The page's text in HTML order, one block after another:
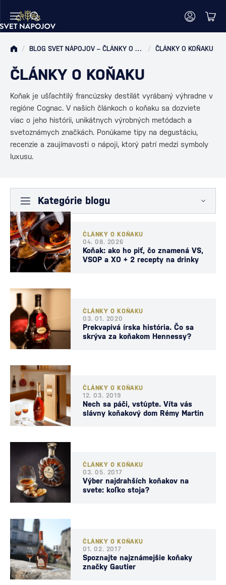
/ BLOG SVET NÁPOJOV – ČLÁNKY O RUME, WHISKY, VÍNE A MIEŠANÝCH DRINKOCH / ČLÁNKY O KOŇAKU
ČLÁNKY O KOŇAKU
Koňak je ušľachtilý francúzsky destilát vyrábaný výhradne v
regióne Cognac. V našich článkoch o koňaku sa dozviete
viac o jeho histórii, unikátnych výrobných metódach a
svetoznámych značkách. Ponúkame tipy na degustáciu,
recenzie a zaujímavosti o nápoji, ktorý patrí medzi symboly
luxusu.
Kategórie blogu
ČLÁNKY O KOŇAKU
04. 08. 2026
Koňak: ako ho piť, čo znamená VS,
VSOP a XO + 2 recepty na drinky
ČLÁNKY O KOŇAKU
03. 01. 2020
Prekvapivá írska história. Čo sa
skrýva za koňakom Hennessy?
ČLÁNKY O KOŇAKU
12. 03. 2019
Nech sa páči, vstúpte. Víta vás
slávny koňakový dom Rémy Martin
ČLÁNKY O KOŇAKU
03. 05. 2017
Výber najdrahších koňakov na
svete: koľko stoja?
ČLÁNKY O KOŇAKU
01. 02. 2017
Spoznajte najznámejšie koňaky
značky Gautier